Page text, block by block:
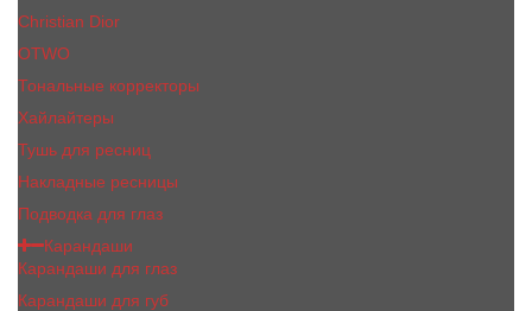
Сhristiаn Diоr
OTWO
Тональные корректоры
Хайлайтеры
Тушь для ресниц
Накладные ресницы
Подводка для глаз
Карандаши
Карандаши для глаз
Карандаши для губ